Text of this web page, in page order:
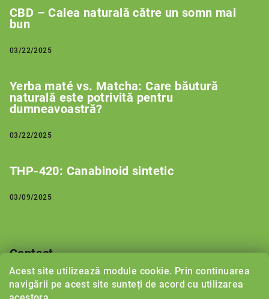
Acest site utilizează module cookie. Prin continuarea
navigării pe acest site sunteți de acord cu utilizarea
CBD – Calea naturală către un somn mai
bun
03/22/2025
Yerba maté vs. Matcha: Care băutură
naturală este potrivită pentru
dumneavoastră?
03/22/2025
THP-420: Canabinoid sintetic
03/09/2025
Contact
support@ herbalboost.ro